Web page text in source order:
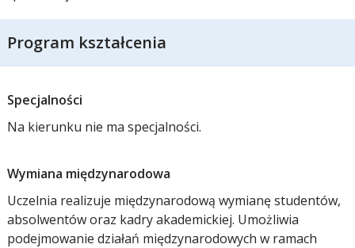
Program kształcenia
Specjalności
Na kierunku nie ma specjalności.
Wymiana międzynarodowa
Uczelnia realizuje międzynarodową wymianę studentów,
absolwentów oraz kadry akademickiej. Umożliwia
podejmowanie działań międzynarodowych w ramach